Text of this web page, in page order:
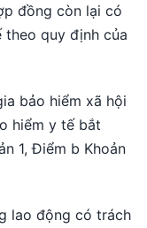
đồng còn lại có
theo quy định của
bảo hiểm xã hội
hiểm y tế bắt
1, Điểm b Khoản
lao động có trách